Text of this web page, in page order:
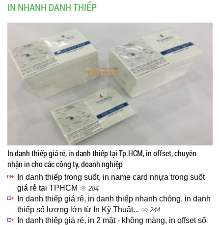
IN NHANH DANH THIẾP
In danh thiếp giá rẻ, in danh thiếp tại Tp.HCM, in offset, chuyên
nhận in cho các công ty, doanh nghiệp
In danh thiếp trong suốt, in name card nhựa trong suốt
giá rẻ tại TPHCM
284
In danh thiếp giá rẻ, in danh thiếp nhanh chóng, in danh
thiếp số lượng lớn từ In Kỹ Thuật...
244
In danh thiếp giá rẻ, in 2 mặt - không màng, in offset số